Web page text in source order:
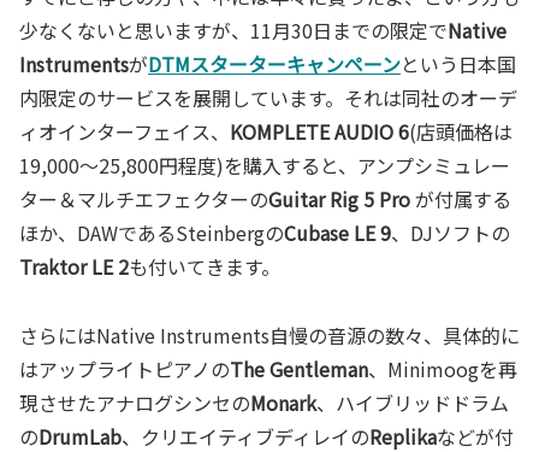
少なくないと思いますが、11月30日までの限定でNative
InstrumentsがDTMスターターキャンペーンという日本国
内限定のサービスを展開しています。それは同社のオーデ
ィオインターフェイス、 KOMPLETE AUDIO 6(店頭価格は
19,000～25,800円程度)を購入すると、アンプシミュレー
ター＆マルチエフェクターのGuitar Rig 5 Proが付属する
ほか、DAWであるSteinbergのCubase LE 9、DJソフトの
Traktor LE 2も付いてきます。
さらにはNative Instruments自慢の音源の数々、具体的に
はアップライトピアノのThe Gentleman、Minimoogを再
現させたアナログシンセのMonark、ハイブリッドドラム
のDrumLab、クリエイティブディレイのReplikaなどが付